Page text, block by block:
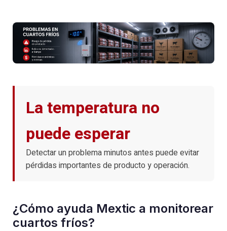
La temperatura no
puede esperar
Detectar un problema minutos antes puede evitar
pérdidas importantes de producto y operación.
¿Cómo ayuda Mextic a monitorear
cuartos fríos?